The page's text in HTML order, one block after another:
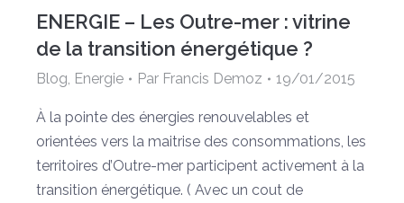
ENERGIE – Les Outre-mer : vitrine
de la transition énergétique ?
Blog, Energie Par Francis Demoz 19/01/2015
À la pointe des énergies renouvelables et
orientées vers la maitrise des consommations, les
territoires d’Outre-mer participent activement à la
transition énergétique. ( Avec un cout de